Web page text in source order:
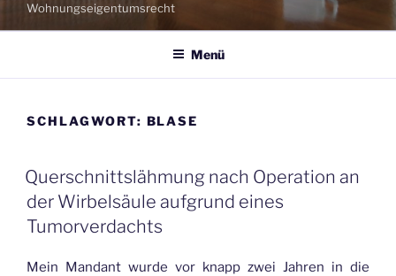
Wohnungseigentumsrecht
Menü
SCHLAGWORT: BLASE
Querschnittslähmung nach Operation an
der Wirbelsäule aufgrund eines
Tumorverdachts
Mein Mandant wurde vor knapp zwei Jahren in die